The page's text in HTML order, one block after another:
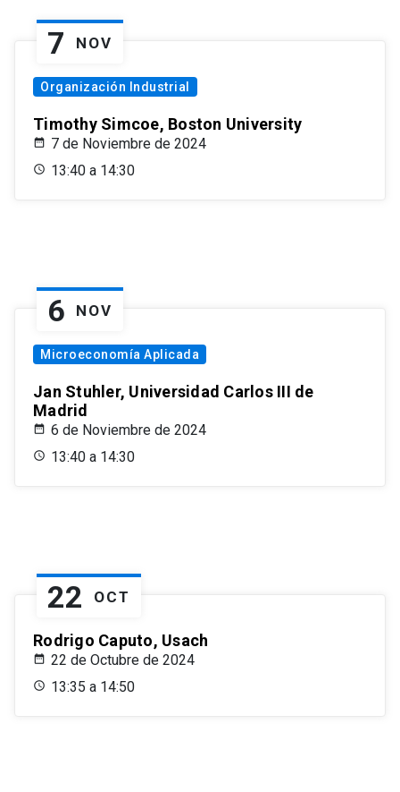
7 NOV
Organización Industrial
Timothy Simcoe, Boston University
7 de Noviembre de 2024
13:40 a 14:30
6 NOV
Microeconomía Aplicada
Jan Stuhler, Universidad Carlos III de
Madrid
6 de Noviembre de 2024
13:40 a 14:30
22 OCT
Rodrigo Caputo, Usach
22 de Octubre de 2024
13:35 a 14:50